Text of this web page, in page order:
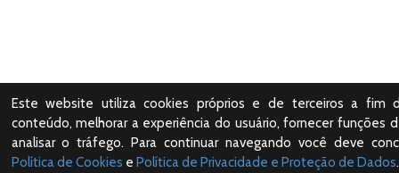
Este website utiliza cookies próprios e de terceiros a fim
conteúdo, melhorar a experiência do usuário, fornecer funções
analisar o tráfego. Para continuar navegando você deve
Política de Cookies e Política de Privacidade e Proteção de Dados.